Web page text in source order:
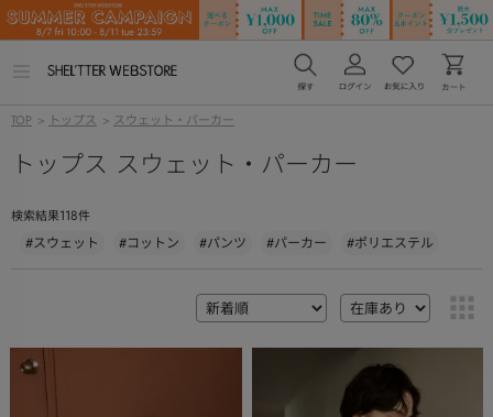
ー
開
く
TOP > トップス > スウェット・パーカー
トップス スウェット・パーカー
検索結果118件
#スウェット #コットン #パンツ #パーカー #ポリエステル